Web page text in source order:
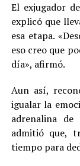
El exjugador
explicó que
esa etapa.
eso creo que
día», afirmó.
Aun así,
igualar la
adrenalina
admitió que,
tiempo para